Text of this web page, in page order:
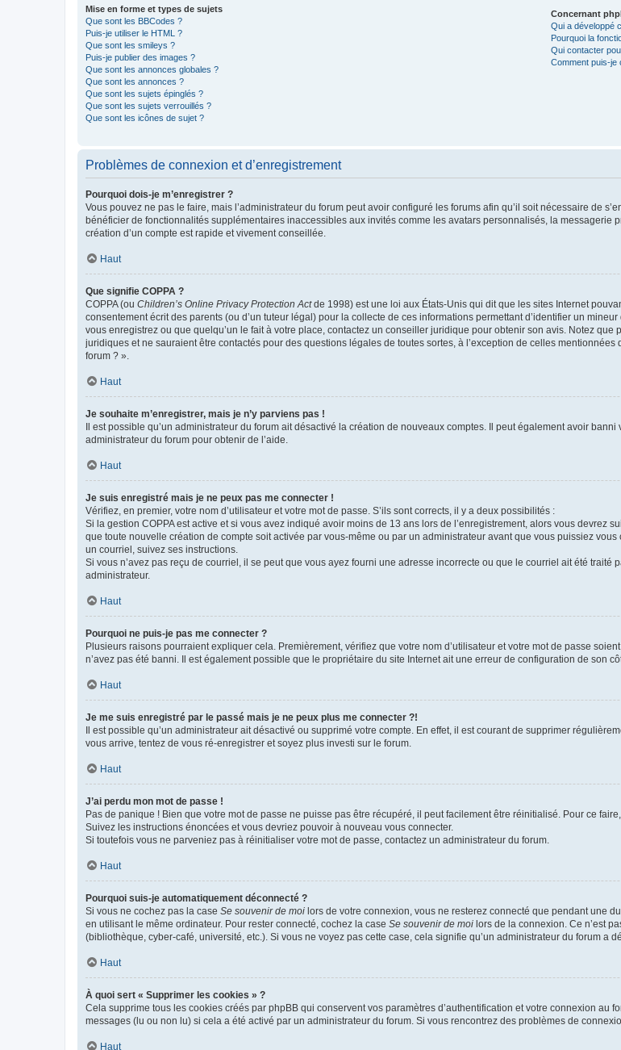
Mise en forme et types de sujets
Que sont les BBCodes ?
Puis-je utiliser le HTML ?
Que sont les smileys ?
Puis-je publier des images ?
Que sont les annonces globales ?
Que sont les annonces ?
Que sont les sujets épinglés ?
Que sont les sujets verrouillés ?
Que sont les icônes de sujet ?
Concernant
Qui a développé
Pourquoi la
Qui contacter
Comment puis-je
Problèmes de connexion et d’enregistrement
Pourquoi dois-je m’enregistrer ?
Vous pouvez ne pas le faire, mais l’administrateur du forum peut avoir configuré les forums afin qu’il soit nécessaire de
bénéficier de fonctionnalités supplémentaires inaccessibles aux invités comme les avatars personnalisés, la messagerie
création d’un compte est rapide et vivement conseillée.
Haut
Que signifie COPPA ?
COPPA (ou Children’s Online Privacy Protection Actde 1998) est une loi aux États-Unis qui dit que les sites Internet
consentement écrit des parents (ou d’un tuteur légal) pour la collecte de ces informations permettant d’identifier un
vous enregistrez ou que quelqu’un le fait à votre place, contactez un conseiller juridique pour obtenir son avis. Notez
juridiques et ne sauraient être contactés pour des questions légales de toutes sortes, à l’exception de celles
forum ? ».
Haut
Je souhaite m’enregistrer, mais je n’y parviens pas !
Il est possible qu’un administrateur du forum ait désactivé la création de nouveaux comptes. Il peut également avoir
administrateur du forum pour obtenir de l’aide.
Haut
Je suis enregistré mais je ne peux pas me connecter !
Vérifiez, en premier, votre nom d’utilisateur et votre mot de passe. S’ils sont corrects, il y a deux possibilités :
Si la gestion COPPA est active et si vous avez indiqué avoir moins de 13 ans lors de l’enregistrement, alors vous devrez
que toute nouvelle création de compte soit activée par vous-même ou par un administrateur avant que vous puissiez
un courriel, suivez ses instructions.
Si vous n’avez pas reçu de courriel, il se peut que vous ayez fourni une adresse incorrecte ou que le courriel ait été traité
administrateur.
Haut
Pourquoi ne puis-je pas me connecter ?
Plusieurs raisons pourraient expliquer cela. Premièrement, vérifiez que votre nom d’utilisateur et votre mot de passe
n’avez pas été banni. Il est également possible que le propriétaire du site Internet ait une erreur de configuration de son
Haut
Je me suis enregistré par le passé mais je ne peux plus me connecter ?!
Il est possible qu’un administrateur ait désactivé ou supprimé votre compte. En effet, il est courant de supprimer
vous arrive, tentez de vous ré-enregistrer et soyez plus investi sur le forum.
Haut
J’ai perdu mon mot de passe !
Pas de panique ! Bien que votre mot de passe ne puisse pas être récupéré, il peut facilement être réinitialisé. Pour ce
Suivez les instructions énoncées et vous devriez pouvoir à nouveau vous connecter.
Si toutefois vous ne parveniez pas à réinitialiser votre mot de passe, contactez un administrateur du forum.
Haut
Pourquoi suis-je automatiquement déconnecté ?
Si vous ne cochez pas la case Se souvenir de moi lors de votre connexion, vous ne resterez connecté que pendant une
en utilisant le même ordinateur. Pour rester connecté, cochez la case Se souvenir de moi lors de la connexion. Ce n’est
(bibliothèque, cyber-café, université, etc.). Si vous ne voyez pas cette case, cela signifie qu’un administrateur du forum a
Haut
À quoi sert « Supprimer les cookies » ?
Cela supprime tous les cookies créés par phpBB qui conservent vos paramètres d’authentification et votre connexion
messages (lu ou non lu) si cela a été activé par un administrateur du forum. Si vous rencontrez des problèmes de
Haut